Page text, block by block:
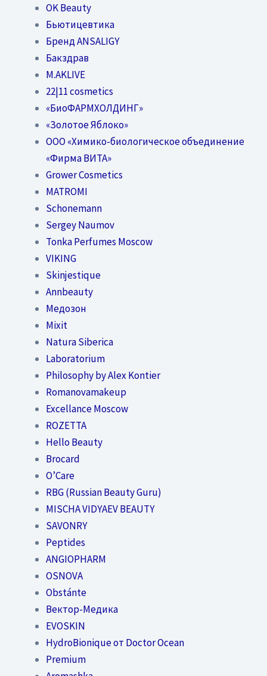
OK Beauty
Бьютицевтика
Бренд ANSALIGY
Бакздрав
M.AKLIVE
22|11 cosmetics
«БиоФАРМХОЛДИНГ»
«Золотое Яблоко»
OOO «Химико-биологическое объединение
«Фирма ВИТА»
Grower Cosmetics
MATROMI
Schonemann
Sergey Naumov
Tonka Perfumes Moscow
VIKING
Skinjestique
Annbeauty
Медозон
Mixit
Natura Siberica
Laboratorium
Philosophy by Alex Kontier
Romanovamakeup
Excellance Moscow
ROZETTA
Hello Beauty
Brocard
O’Care
RBG (Russian Beauty Guru)
MISCHA VIDYAEV BEAUTY
SAVONRY
Peptides
ANGIOPHARM
OSNOVA
Obstánte
Вектор-Медика
EVOSKIN
HydroBionique от Doctor Ocean
Premium